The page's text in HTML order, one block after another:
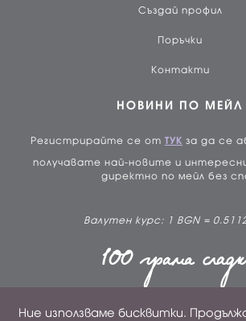
Създай профил
Поръчки
Контакти
НОВИНИ ПО МЕЙЛ
Регистрирайте се от ТУК за да се
получавате най-новите и
директно по мейл без
Валутен курс: 1 BGN =
Ние използваме бисквитки.